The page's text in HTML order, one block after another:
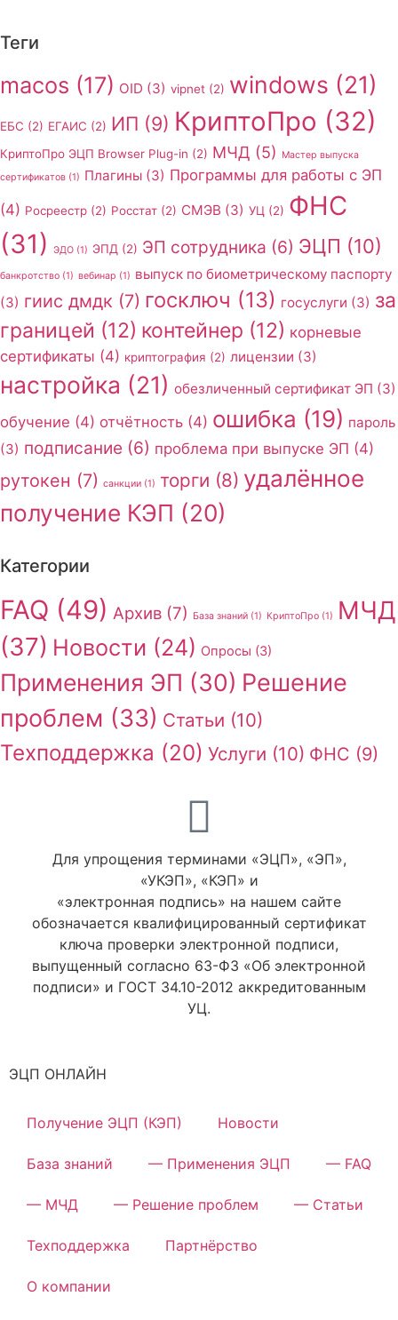
Теги
macos (17) OID (3) vipnet (2) windows (21)
ЕБС (2) ЕГАИС (2) ИП (9) КриптоПро (32)
КриптоПро ЭЦП Browser Plug-in (2) МЧД (5)
Мастер выпуска
сертификатов (1) Плагины (3) Программы для работы с ЭП
(4) Росреестр (2) Росстат (2) СМЭВ (3) УЦ (2) ФНС
(31)
ЭДО (1) ЭПД (2) ЭП сотрудника (6) ЭЦП (10)
банкротство (1) вебинар (1) выпуск по биометрическому паспорту
(3) гиис дмдк (7) госключ (13) госуслуги (3) за
границей (12) контейнер (12) корневые
сертификаты (4) криптография (2) лицензии (3)
настройка (21) обезличенный сертификат ЭП (3)
обучение (4) отчётность (4) ошибка (19) пароль
(3) подписание (6) проблема при выпуске ЭП (4)
рутокен (7) санкции (1) торги (8) удалённое
получение КЭП (20)
Категории
FAQ (49) Архив (7) База знаний (1) КриптоПро (1)
МЧД
(37) Новости (24) Опросы (3)
Применения ЭП (30) Решение
проблем (33) Статьи (10)
Техподдержка (20) Услуги (10) ФНС (9)
Для упрощения терминами «ЭЦП», «ЭП»,
«УКЭП», «КЭП» и
«электронная подпись» на нашем сайте
обозначается квалифицированный сертификат
ключа проверки электронной подписи,
выпущенный согласно 63-ФЗ «Об электронной
подписи» и ГОСТ 34.10-2012 аккредитованным
УЦ.
ЭЦП ОНЛАЙН
Получение ЭЦП (КЭП) Новости
База знаний — Применения ЭЦП — FAQ
— МЧД — Решение проблем — Статьи
Техподдержка Партнёрство
О компании